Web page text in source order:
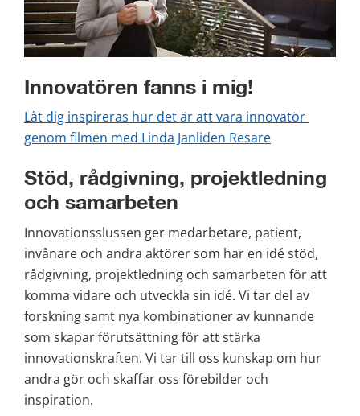
Innovatören fanns i mig!
Låt dig inspireras hur det är att vara innovatör
genom filmen med Linda Janliden Resare
Stöd, rådgivning, projektledning
och samarbeten
Innovationsslussen ger medarbetare, patient,
invånare och andra aktörer som har en idé stöd,
rådgivning, projektledning och samarbeten för att
komma vidare och utveckla sin idé. Vi tar del av
forskning samt nya kombinationer av kunnande
som skapar förutsättning för att stärka
innovationskraften. Vi tar till oss kunskap om hur
andra gör och skaffar oss förebilder och
inspiration.